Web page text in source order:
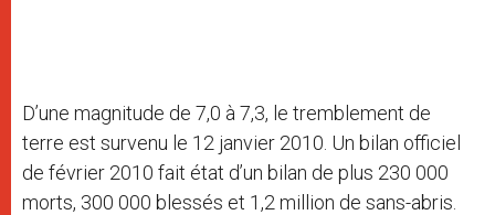
D’une magnitude de 7,0 à 7,3, le tremblement de
terre est survenu le 12 janvier 2010. Un bilan officiel
de février 2010 fait état d’un bilan de plus 230 000
morts, 300 000 blessés et 1,2 million de sans-abris.